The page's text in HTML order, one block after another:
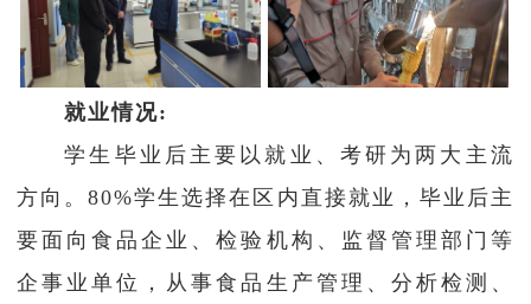
就业情况:
学生毕业后主要以就业、考研为两大主流
方向。80%学生选择在区内直接就业，毕业后主
要面向食品企业、检验机构、监督管理部门等
企事业单位，从事食品生产管理、分析检测、